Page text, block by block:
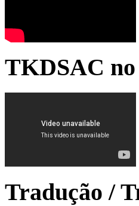
TKDSAC no
Tradução /